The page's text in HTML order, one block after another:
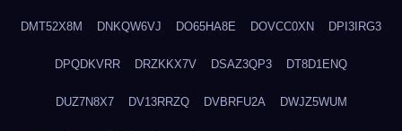
DMT52X8M DNKQW6VJ DO65HA8E DOVCC0XN DPI3IRG3
DPQDKVRR DRZKKX7V DSAZ3QP3 DT8D1ENQ
DUZ7N8X7 DV13RRZQ DVBRFU2A DWJZ5WUM